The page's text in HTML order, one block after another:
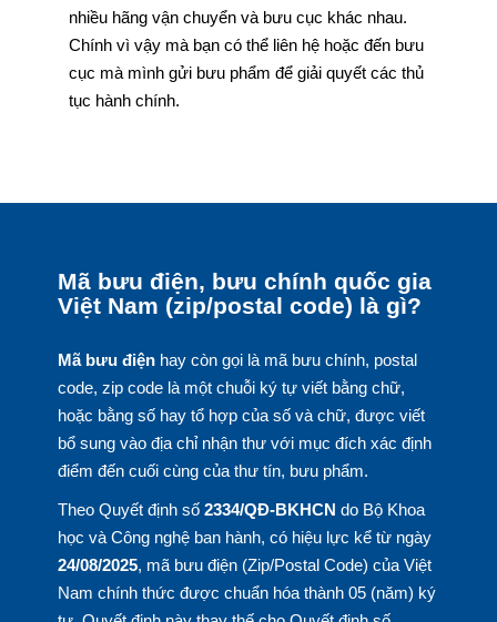
nhiều hãng vận chuyển và bưu cục khác nhau.
Chính vì vậy mà bạn có thể liên hệ hoặc đến bưu
cục mà mình gửi bưu phẩm để giải quyết các thủ
tục hành chính.
Mã bưu điện, bưu chính quốc gia
Việt Nam (zip/postal code) là gì?
Mã bưu điệnhay còn gọi là mã bưu chính, postal
code, zip code là một chuỗi ký tự viết bằng chữ,
hoặc bằng số hay tổ hợp của số và chữ, được viết
bổ sung vào địa chỉ nhận thư với mục đích xác định
điểm đến cuối cùng của thư tín, bưu phẩm.
Theo Quyết định số 2334/QĐ-BKHCN do Bộ Khoa
học và Công nghệ ban hành, có hiệu lực kể từ ngày
24/08/2025, mã bưu điện (Zip/Postal Code) của Việt
Nam chính thức được chuẩn hóa thành 05 (năm) ký